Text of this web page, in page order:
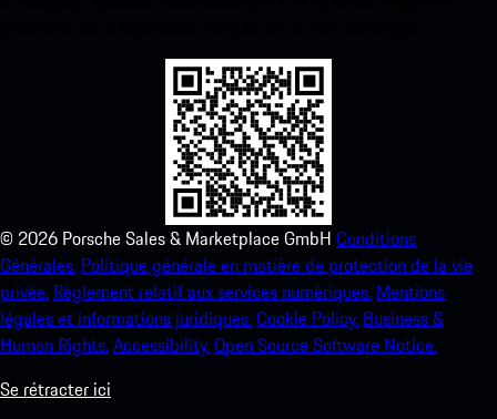
© 2026 Porsche Sales & Marketplace GmbH Conditions
Générales. Politique générale en matière de protection de la vie
privée. Règlement relatif aux services numériques. Mentions
légales et informations juridiques.Cookie Policy. Business &
Human Rights.Accessibility.Open Source Software Notice.
Se rétracter ici